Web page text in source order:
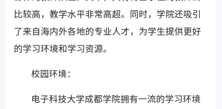
比较高，教学水平非常高超。同时，学院还吸引
了来自海内外各地的专业人才，为学生提供更好
的学习环境和学习资源。
校园环境：
电子科技大学成都学院拥有一流的学习环境